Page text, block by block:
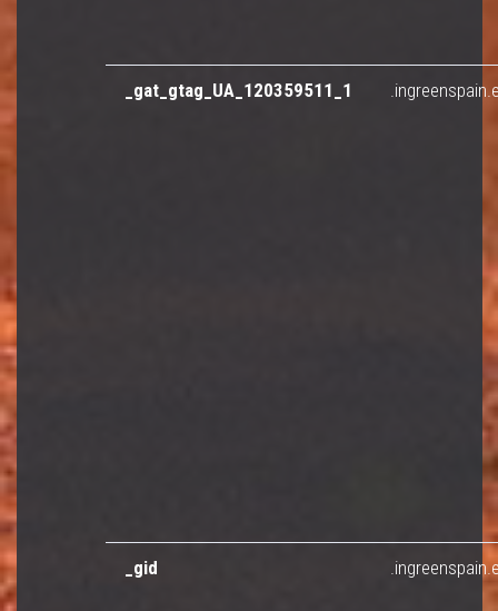
_gat_gtag_UA_120359511_1
_gid